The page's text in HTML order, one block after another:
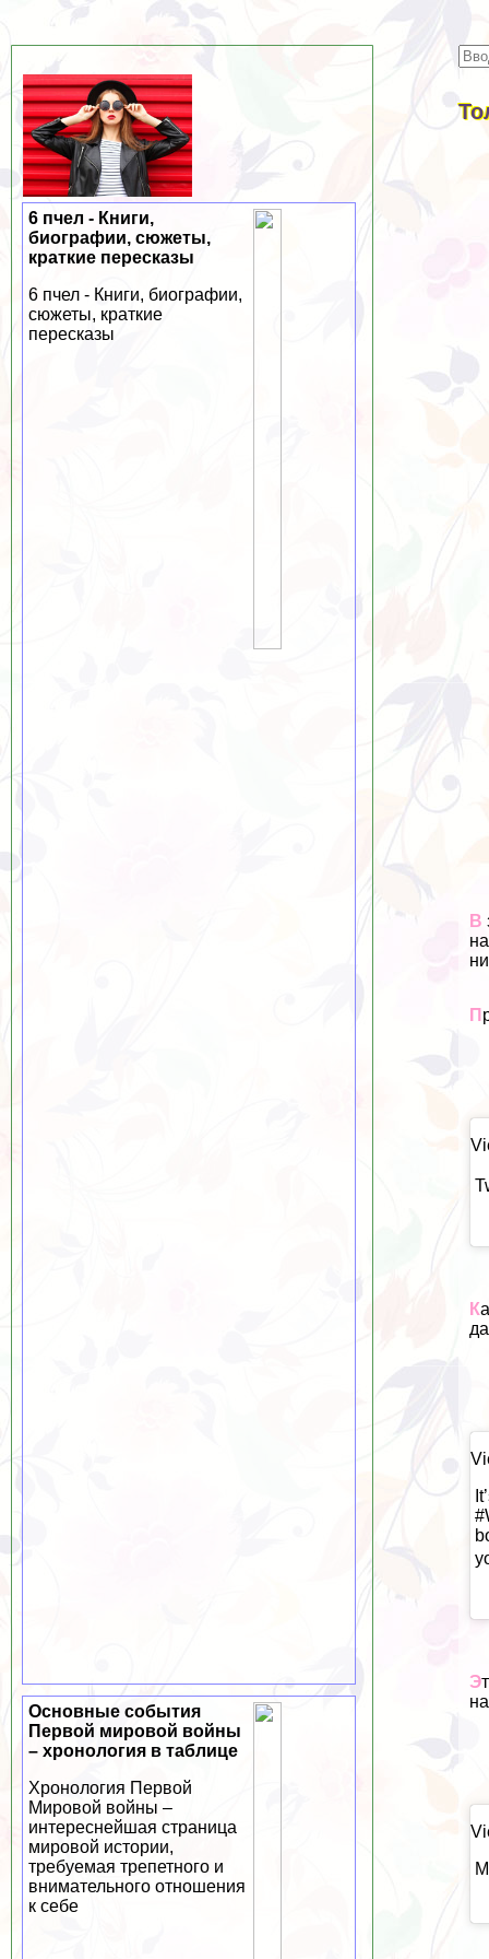
В
П
К
Э
6 пчел - Книги,
биографии, сюжеты,
краткие пересказы
6 пчел - Книги, биографии,
сюжеты, краткие
пересказы
Основные события
Первой мировой войны
– хронология в таблице
Хронология Первой
Мировой войны –
интереснейшая страница
мировой истории,
требуемая трепетного и
внимательного отношения
к себе